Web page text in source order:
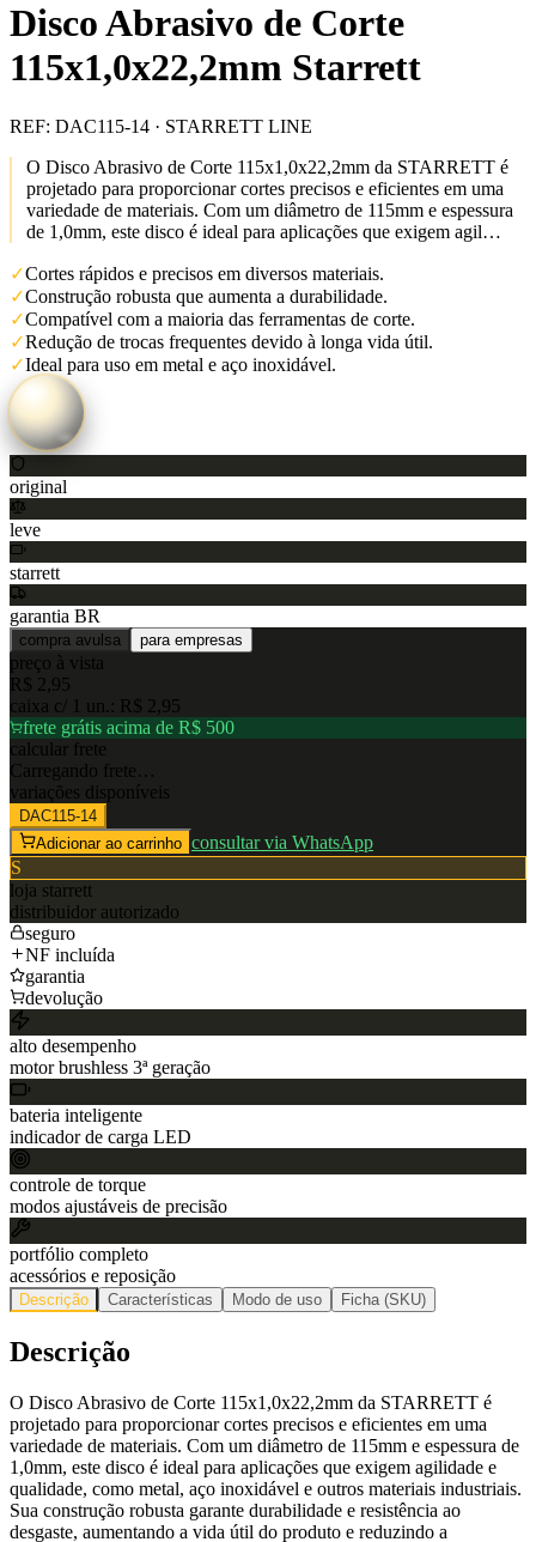
Disco Abrasivo de Corte
115x1,0x22,2mm Starrett
REF: DAC115-14 · STARRETT LINE
O Disco Abrasivo de Corte 115x1,0x22,2mm da STARRETT é
projetado para proporcionar cortes precisos e eficientes em uma
variedade de materiais. Com um diâmetro de 115mm e espessura
de 1,0mm, este disco é ideal para aplicações que exigem agil…
✓Cortes rápidos e precisos em diversos materiais.
✓Construção robusta que aumenta a durabilidade.
✓Compatível com a maioria das ferramentas de corte.
✓Redução de trocas frequentes devido à longa vida útil.
✓Ideal para uso em metal e aço inoxidável.
original
leve
starrett
garantia BR
compra avulsa para empresas
preço à vista
R$ 2,95
caixa c/
1 un.: R$ 2,95
frete grátis acima de R$ 500
calcular frete
Carregando frete…
variações disponíveis
DAC115-14
Adicionar ao carrinho consultar via WhatsApp
S
loja starrett
distribuidor autorizado
seguro
NF incluída
garantia
devolução
alto desempenho
motor brushless 3ª geração
bateria inteligente
indicador de carga LED
controle de torque
modos ajustáveis de precisão
portfólio completo
acessórios e reposição
Descrição Características Modo de uso Ficha (SKU)
Descrição
O Disco Abrasivo de Corte 115x1,0x22,2mm da STARRETT é
projetado para proporcionar cortes precisos e eficientes em uma
variedade de materiais. Com um diâmetro de 115mm e espessura de
1,0mm, este disco é ideal para aplicações que exigem agilidade e
qualidade, como metal, aço inoxidável e outros materiais industriais.
Sua construção robusta garante durabilidade e resistência ao
desgaste, aumentando a vida útil do produto e reduzindo a